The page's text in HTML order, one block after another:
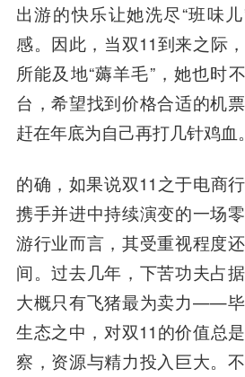
出游的快乐让她洗尽“班味
感。因此，当双11到来之际
所能及地“薅羊毛”，她也时
台，希望找到价格合适的机
赶在年底为自己再打几针鸡血。
的确，如果说双11之于电商
携手并进中持续演变的一场
游行业而言，其受重视程度
间。过去几年，下苦功夫占
大概只有飞猪最为卖力——
生态之中，对双11的价值总
察，资源与精力投入巨大。